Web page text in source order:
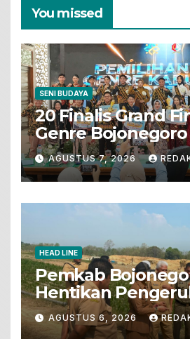
You missed
SENI BUDAYA
20 Finalis Grand
Genre Bojonegoro
Tunjukkan Bakat
AGUSTUS 7, 2026
HEAD LINE
Pemkab
Hentikan
Penjualan Tanah
Pertanian
AGUSTUS 6, 2026